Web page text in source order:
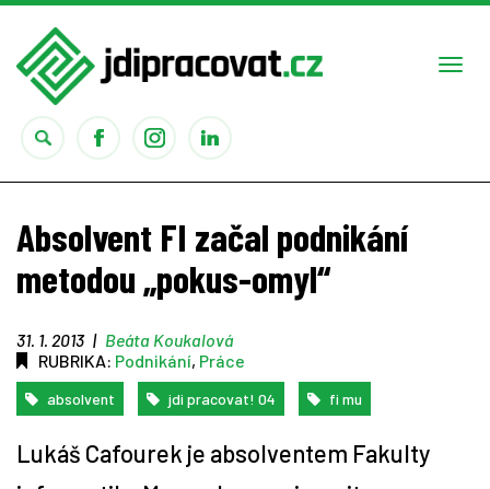
Obory
Rady
Absolvent FI začal podnikání
metodou „pokus-omyl“
31. 1. 2013 | Beáta Koukalová
RUBRIKA: Podnikání, Práce
absolvent jdi pracovat! 04 fi mu
Lukáš Cafourek je absolventem Fakulty